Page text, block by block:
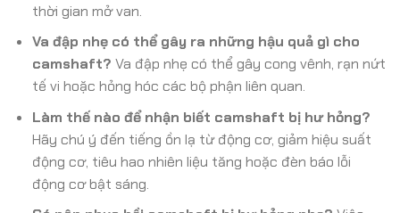
thời gian mở van.
Va đập nhẹ có thể gây ra những hậu quả gì cho
camshaft? Va đập nhẹ có thể gây cong vênh, rạn nứt
tế vi hoặc hỏng hóc các bộ phận liên quan.
Làm thế nào để nhận biết camshaft bị hư hỏng?
Hãy chú ý đến tiếng ồn lạ từ động cơ, giảm hiệu suất
động cơ, tiêu hao nhiên liệu tăng hoặc đèn báo lỗi
động cơ bật sáng.